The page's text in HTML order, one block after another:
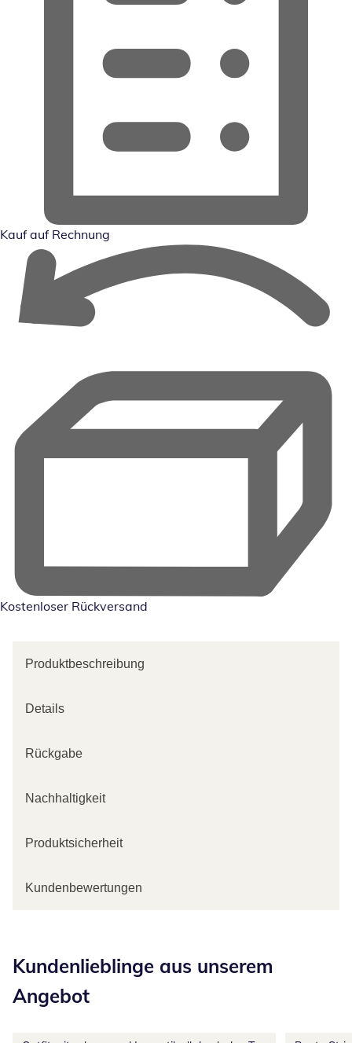
Kauf auf Rechnung
Kostenloser Rückversand
Produktbeschreibung
Details
Rückgabe
Nachhaltigkeit
Produktsicherheit
Kundenbewertungen
Kundenlieblinge aus unserem
Angebot